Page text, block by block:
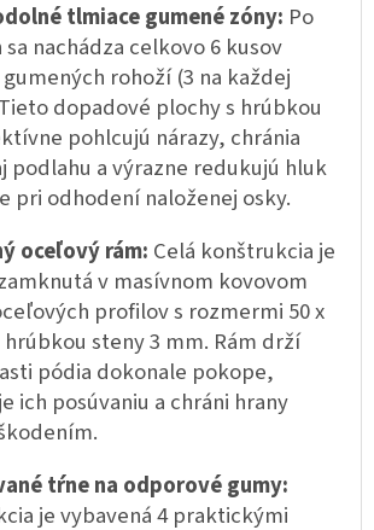
tlmiace gumené zóny: Po
nachádza celkovo 6 kusov
rohoží (3 na každej
dopadové plochy s hrúbkou
pohlcujú nárazy, chránia
podlahu a výrazne redukujú hluk
pri odhodení naloženej osky.
oceľový rám: Celá konštrukcia je
v masívnom kovovom
profilov s rozmermi 50 x
hrúbkou steny 3 mm. Rám drží
pódia dokonale pokope,
ich posúvaniu a chráni hrany
tŕne na odporové gumy:
je vybavená 4 praktickými